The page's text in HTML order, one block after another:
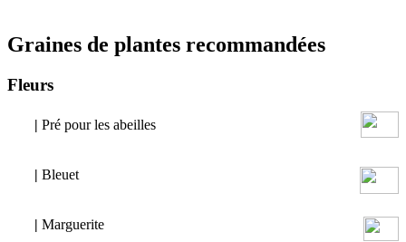
Graines de plantes recommandées
Fleurs
| Pré pour les abeilles
| Bleuet
| Marguerite